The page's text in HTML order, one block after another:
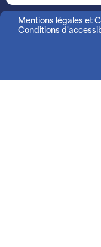
Mentions légales et
Conditions